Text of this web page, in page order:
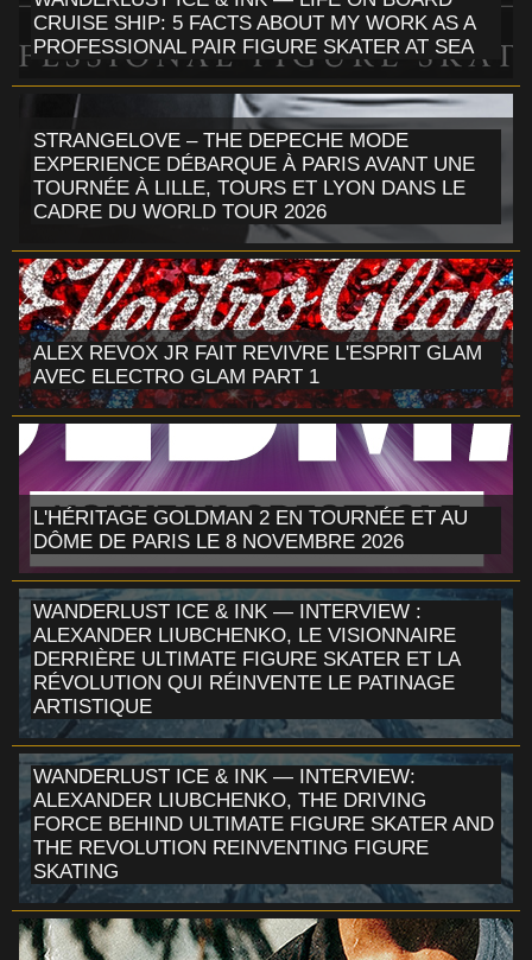
CRUISE SHIP: 5 FACTS ABOUT MY WORK AS A
PROFESSIONAL PAIR FIGURE SKATER AT SEA
STRANGELOVE – THE DEPECHE MODE
EXPERIENCE DÉBARQUE À PARIS AVANT UNE
TOURNÉE À LILLE, TOURS ET LYON DANS LE
CADRE DU WORLD TOUR 2026
ALEX REVOX JR FAIT REVIVRE L'ESPRIT GLAM
AVEC ELECTRO GLAM PART 1
L'HÉRITAGE GOLDMAN 2 EN TOURNÉE ET AU
DÔME DE PARIS LE 8 NOVEMBRE 2026
WANDERLUST ICE & INK — INTERVIEW :
ALEXANDER LIUBCHENKO, LE VISIONNAIRE
DERRIÈRE ULTIMATE FIGURE SKATER ET LA
RÉVOLUTION QUI RÉINVENTE LE PATINAGE
ARTISTIQUE
WANDERLUST ICE & INK — INTERVIEW:
ALEXANDER LIUBCHENKO, THE DRIVING
FORCE BEHIND ULTIMATE FIGURE SKATER AND
THE REVOLUTION REINVENTING FIGURE
SKATING